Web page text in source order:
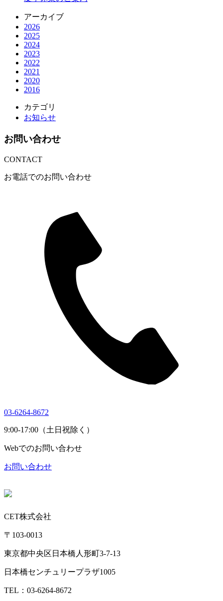
アーカイブ
2026
2025
2024
2023
2022
2021
2020
2016
カテゴリ
お知らせ
お問い合わせ
CONTACT
お電話でのお問い合わせ
03-6264-8672
9:00-17:00（土日祝除く）
Webでのお問い合わせ
お問い合わせ
CET株式会社
〒103-0013
東京都中央区日本橋人形町3-7-13
日本橋センチュリープラザ1005
TEL：03-6264-8672